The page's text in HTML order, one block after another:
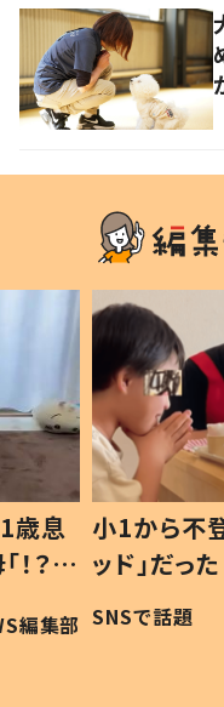
フテ
食”を
編集部
ひ孫にデ
が、抱っこ
「涙が出ま
い」